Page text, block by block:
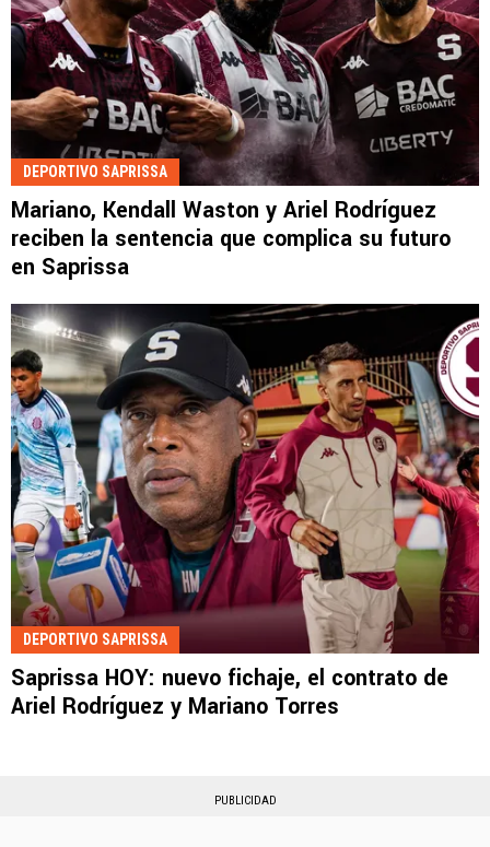
DEPORTIVO SAPRISSA
Mariano, Kendall Waston y Ariel Rodríguez
reciben la sentencia que complica su futuro
en Saprissa
DEPORTIVO SAPRISSA
Saprissa HOY: nuevo fichaje, el contrato de
Ariel Rodríguez y Mariano Torres
PUBLICIDAD